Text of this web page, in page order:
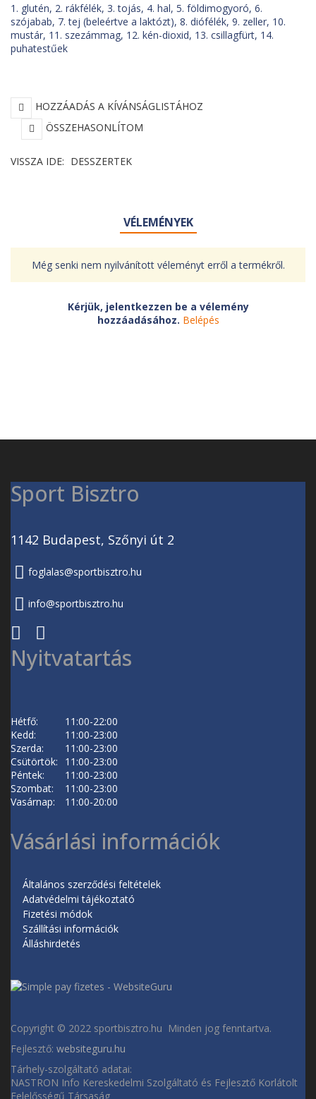
1. glutén, 2. rákfélék, 3. tojás, 4. hal, 5. földimogyoró, 6.
szójabab, 7. tej (beleértve a laktózt), 8. diófélék, 9. zeller, 10.
mustár, 11. szezámmag, 12. kén-dioxid, 13. csillagfürt, 14.
puhatestűek
HOZZÁADÁS A KÍVÁNSÁGLISTÁHOZ
ÖSSZEHASONLÍTOM
VISSZA IDE: DESSZERTEK
VÉLEMÉNYEK
Még senki nem nyilvánított véleményt erről a termékről.
Kérjük, jelentkezzen be a vélemény
hozzáadásához. Belépés
Sport Bisztro
1142 Budapest, Szőnyi út 2
foglalas@sportbisztro.hu
info@sportbisztro.hu
Nyitvatartás
Hétfő:
11:00-22:00
Kedd:
11:00-23:00
Szerda:
11:00-23:00
Csütörtök:
11:00-23:00
Péntek:
11:00-23:00
Szombat:
11:00-23:00
Vasárnap:
11:00-20:00
Vásárlási információk
Általános szerződési feltételek
Adatvédelmi tájékoztató
Fizetési módok
Szállítási információk
Álláshirdetés
Copyright © 2022 sportbisztro.hu Minden jog fenntartva.
Fejlesztő: websiteguru.hu
Tárhely-szolgáltató adatai:
NASTRON Info Kereskedelmi Szolgáltató és Fejlesztő Korlátolt
Felelősségű Társaság